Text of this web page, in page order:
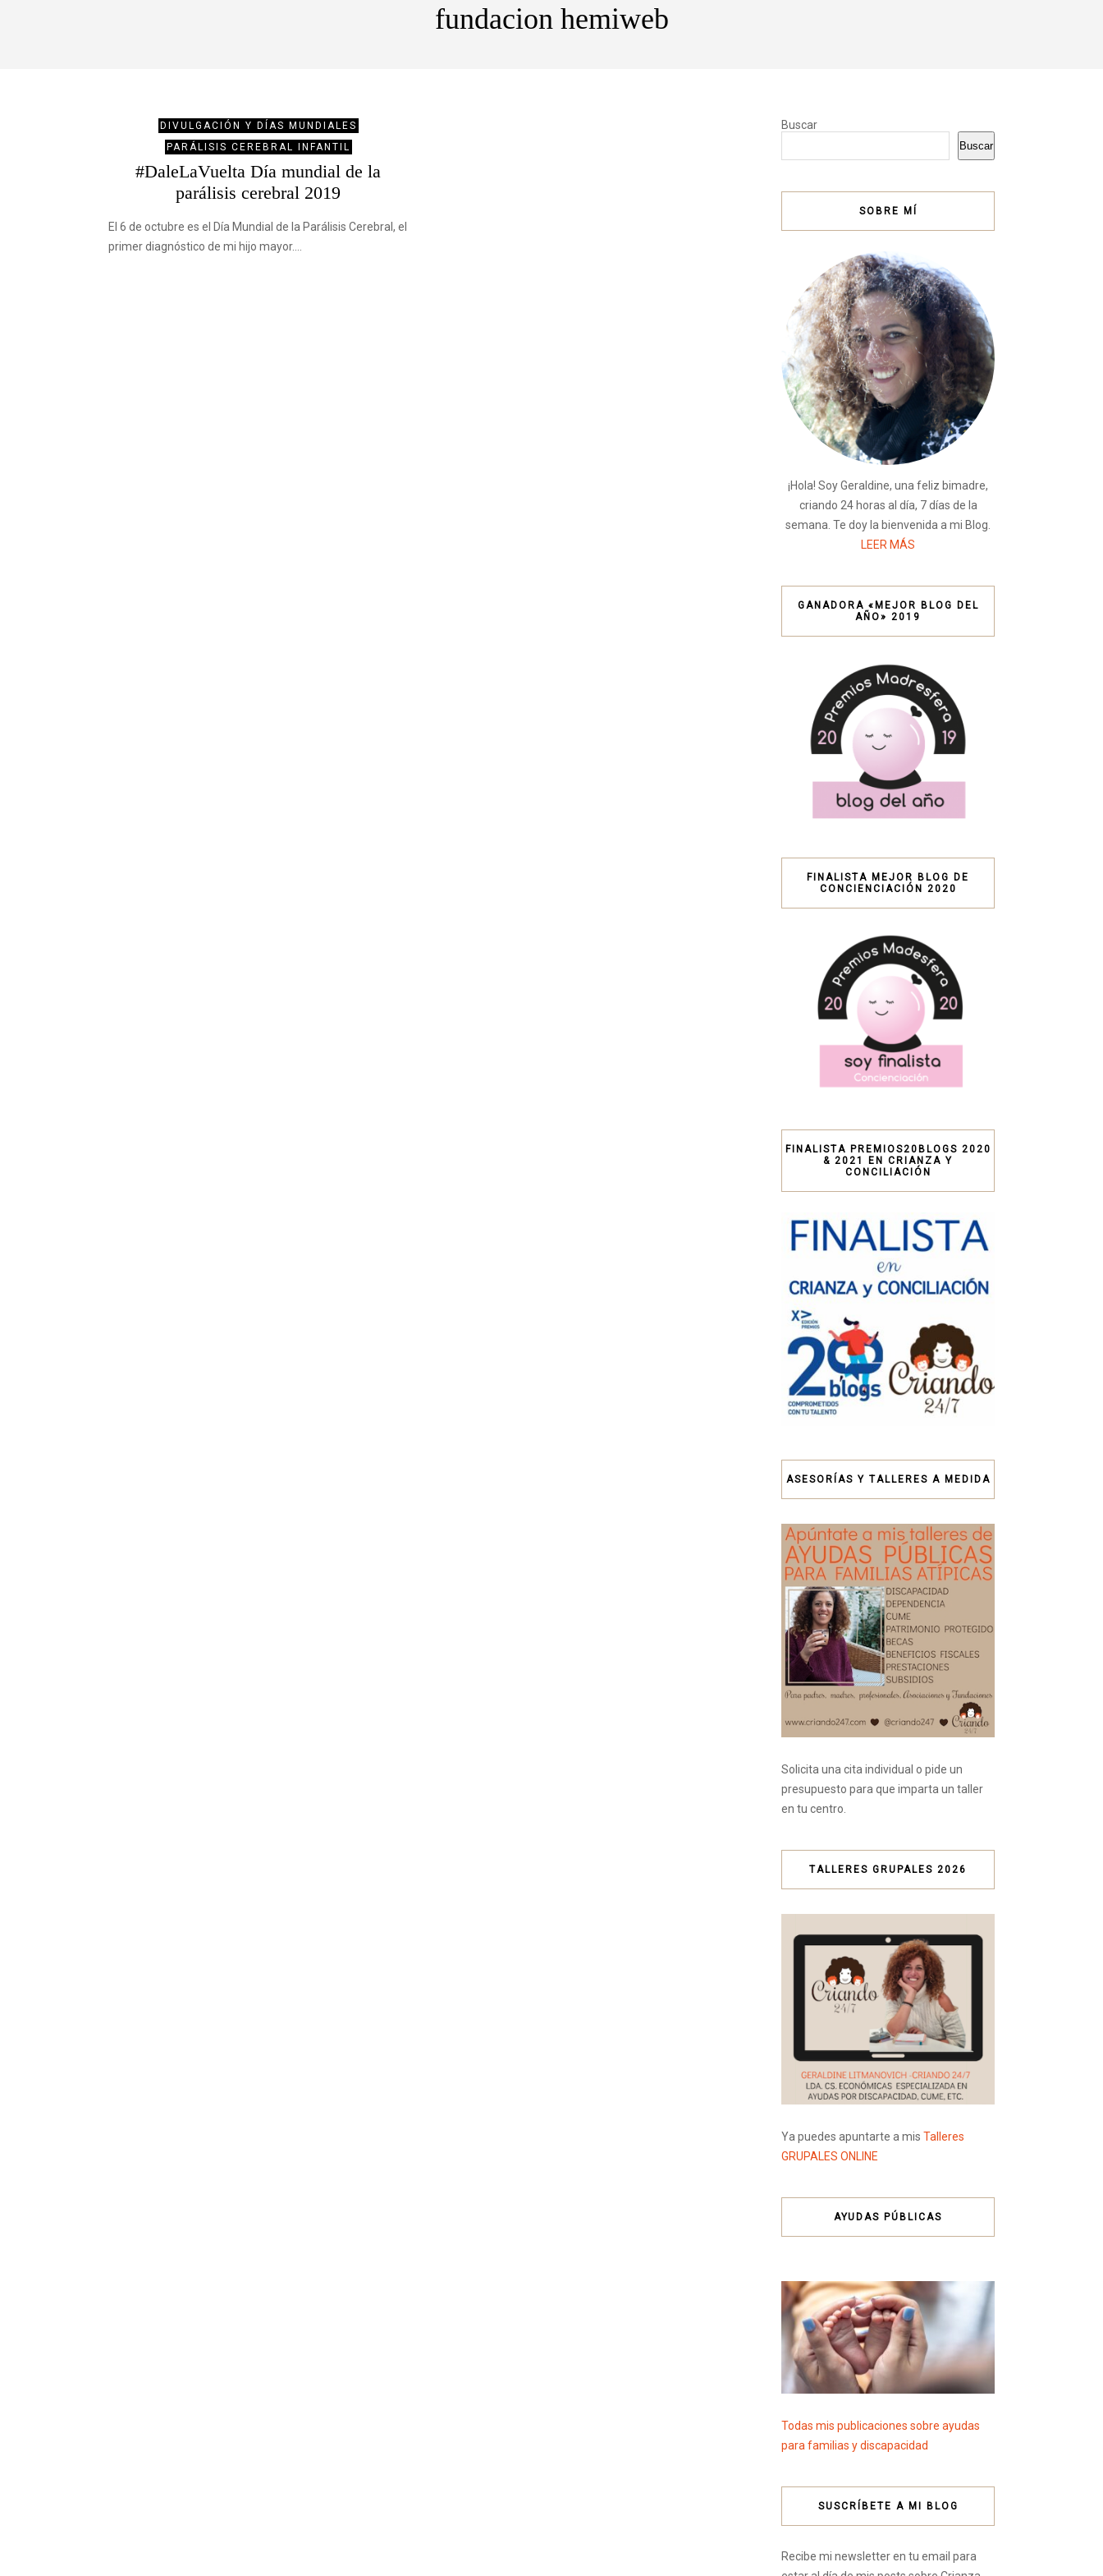
fundacion hemiweb
DIVULGACIÓN Y DÍAS MUNDIALES
PARÁLISIS CEREBRAL INFANTIL
#DaleLaVuelta Día mundial de la
parálisis cerebral 2019
El 6 de octubre es el Día Mundial de la Parálisis Cerebral, el
primer diagnóstico de mi hijo mayor.…
Buscar
Buscar
SOBRE MÍ
¡Hola! Soy Geraldine, una feliz bimadre,
criando 24 horas al día, 7 días de la
semana. Te doy la bienvenida a mi Blog.
LEER MÁS
GANADORA «MEJOR BLOG DEL
AÑO» 2019
FINALISTA MEJOR BLOG DE
CONCIENCIACIÓN 2020
FINALISTA PREMIOS20BLOGS 2020
& 2021 EN CRIANZA Y
CONCILIACIÓN
ASESORÍAS Y TALLERES A MEDIDA
Solicita una cita individual o pide un
presupuesto para que imparta un taller
en tu centro.
TALLERES GRUPALES 2026
Ya puedes apuntarte a mis Talleres
GRUPALES ONLINE
AYUDAS PÚBLICAS
Todas mis publicaciones sobre ayudas
para familias y discapacidad
SUSCRÍBETE A MI BLOG
Recibe mi newsletter en tu email para